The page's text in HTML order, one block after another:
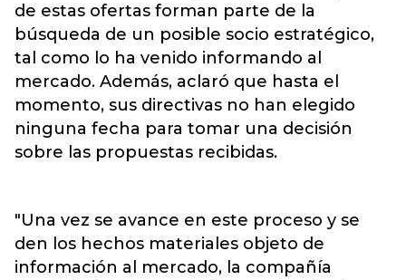
de estas ofertas forman parte de la
búsqueda de un posible socio estratégico,
tal como lo ha venido informando al
mercado. Además, aclaró que hasta el
momento, sus directivas no han elegido
ninguna fecha para tomar una decisión
sobre las propuestas recibidas.
"Una vez se avance en este proceso y se
den los hechos materiales objeto de
información al mercado, la compañía